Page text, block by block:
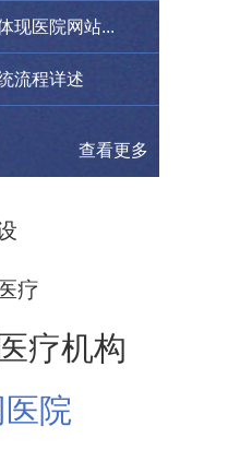
现医院网站...
流程详述
查看更多
疗
医疗机构
院